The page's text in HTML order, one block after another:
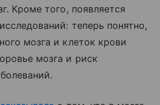
Кроме того, появляется
теперь понятно,
мозга и клеток крови
мозга и риск